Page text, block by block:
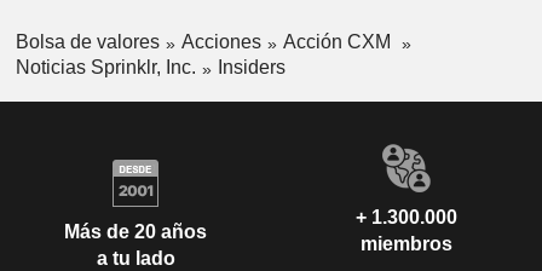
Bolsa de valores Acciones
Acción CXM
Noticias Sprinklr, Inc.
Insiders
Más de 20 años
a tu lado
+ 1.300.000
miembros